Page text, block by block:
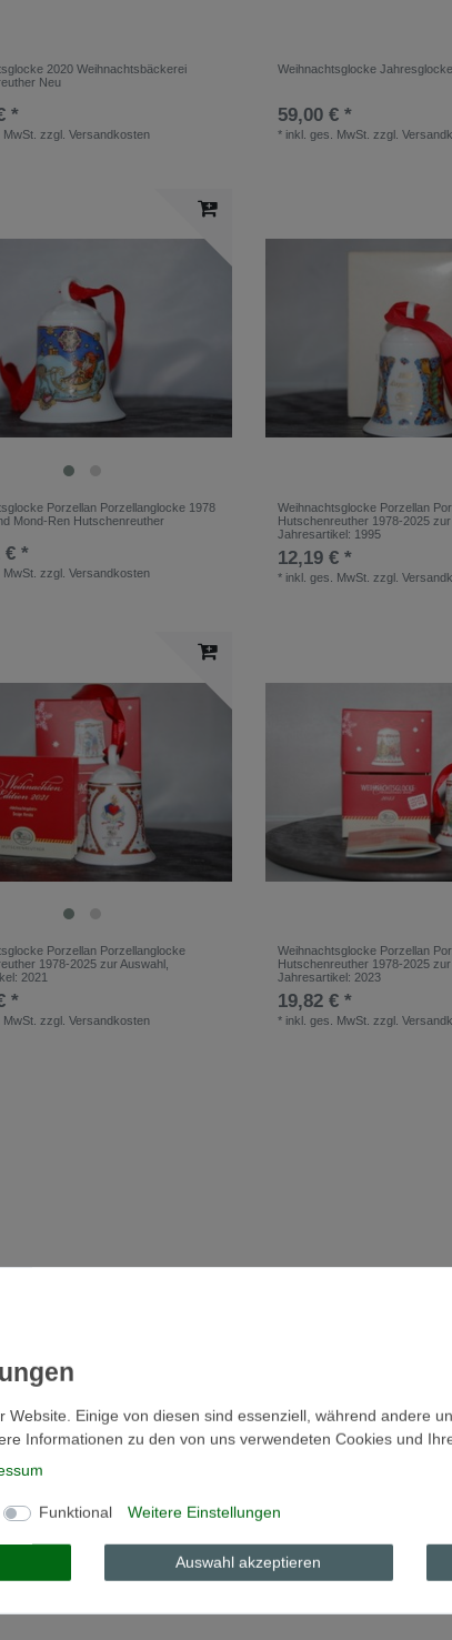
2020 Weihnachtsbäckerei
Neu
*
zzgl.Versandkosten
Weihnachtsglocke
59,00 € *
* inkl. ges. MwSt. zzgl.
Porzellan Porzellanglocke 1978
Mond-Ren Hutschenreuther
€ *
zzgl.Versandkosten
Weihnachtsglocke Porzellan
Hutschenreuther 1978-2025
Jahresartikel: 1995
12,19 € *
* inkl. ges. MwSt. zzgl.
Porzellan Porzellanglocke
1978-2025 zur Auswahl
2021
*
zzgl.Versandkosten
Weihnachtsglocke Porzellan
Hutschenreuther 1978-2025 zur
Jahresartikel: 2023
19,82 € *
* inkl. ges. MwSt. zzgl.
Website. Einige von diesen sind essenziell, während andere
Informationen zu den von uns verwendeten Cookies und
Funktional Weitere Einstellungen
Auswahl akzeptieren